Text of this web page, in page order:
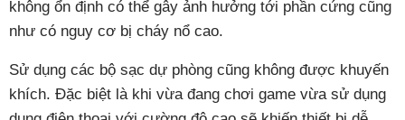
không ổn định có thể gây ảnh hưởng tới phần cứng cũng
như có nguy cơ bị cháy nổ cao.
Sử dụng các bộ sạc dự phòng cũng không được khuyến
khích. Đặc biệt là khi vừa đang chơi game vừa sử dụng